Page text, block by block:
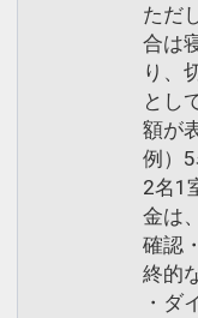
ただ
合は
り、
とし
額が
例）
2名1
金は
確認
終的
・ダ